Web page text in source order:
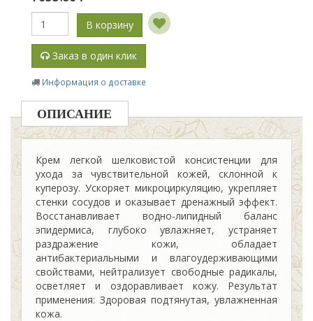
В корзину
Заказ в один клик
Информация о доставке
ОПИСАНИЕ
Крем легкой шелковистой консистенции для
ухода за чувствительной кожей, склонной к
куперозу. Ускоряет микроциркуляцию, укрепляет
стенки сосудов и оказывает дренажный эффект.
Восстанавливает водно-липидный баланс
эпидермиса, глубоко увлажняет, устраняет
раздражение кожи, обладает
антибактериальными и влагоудерживающими
свойствами, нейтрализует свободные радикалы,
осветляет и оздоравливает кожу. Результат
применения: Здоровая подтянутая, увлажненная
кожа.